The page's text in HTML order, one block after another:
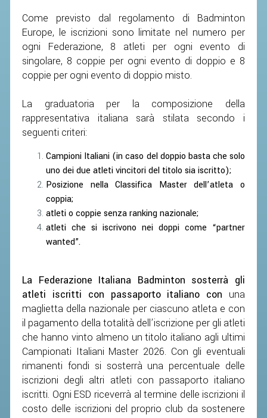
Come previsto dal regolamento di Badminton
Europe, le iscrizioni sono limitate nel numero per
ogni Federazione, 8 atleti per ogni evento di
singolare, 8 coppie per ogni evento di doppio e 8
coppie per ogni evento di doppio misto.
La graduatoria per la composizione della
rappresentativa italiana sarà stilata secondo i
seguenti criteri:
Campioni Italiani (in caso del doppio basta che solo
uno dei due atleti vincitori del titolo sia iscritto);
Posizione nella Classifica Master dell’atleta o
coppia;
atleti o coppie senza ranking nazionale;
atleti che si iscrivono nei doppi come “partner
wanted”.
La Federazione Italiana Badminton sosterrà gli
atleti iscritti con passaporto italiano con una
maglietta della nazionale per ciascuno atleta e con
il pagamento della totalità dell’iscrizione per gli atleti
che hanno vinto almeno un titolo italiano agli ultimi
Campionati Italiani Master 2026. Con gli eventuali
rimanenti fondi si sosterrà una percentuale delle
iscrizioni degli altri atleti con passaporto italiano
iscritti. Ogni ESD riceverrà al termine delle iscrizioni il
costo delle iscrizioni del proprio club da sostenere
CENTRI TECNICI TERRITORIALI
COMMISSIONE ATLETI
TESSERAMENTO
AFFILIAZIONE E TESSERAMENTO
QUOTE E TASSE
ACCEDI AL TESSERAMENTO ON
LINE
MODULI
AFFILIARE UN ESD
CALENDARIO
COMUNICATI
ALBO D'ORO CAMPIONATI ITALIANI
CAMPIONATI A SQUADRE
EVENTI INTERNAZIONALI
CLASSIFICHE NAZIONALI